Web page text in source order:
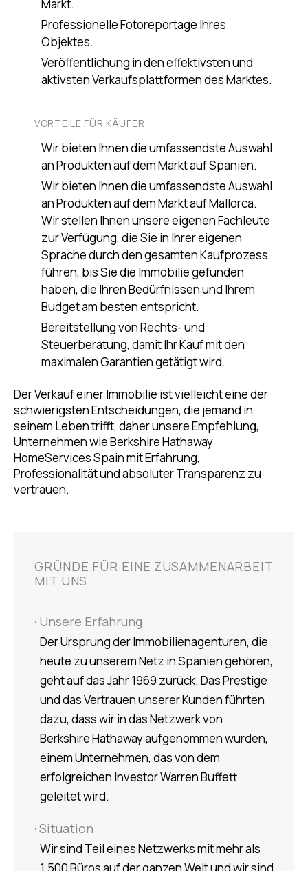
Markt.
Professionelle Fotoreportage Ihres
Objektes.
Veröffentlichung in den effektivsten und
aktivsten Verkaufsplattformen des Marktes.
VORTEILE FÜR KÄUFER:
Wir bieten Ihnen die umfassendste Auswahl
an Produkten auf dem Markt auf Spanien.
Wir bieten Ihnen die umfassendste Auswahl
an Produkten auf dem Markt auf Mallorca.
Wir stellen Ihnen unsere eigenen Fachleute
zur Verfügung, die Sie in Ihrer eigenen
Sprache durch den gesamten Kaufprozess
führen, bis Sie die Immobilie gefunden
haben, die Ihren Bedürfnissen und Ihrem
Budget am besten entspricht.
Bereitstellung von Rechts- und
Steuerberatung, damit Ihr Kauf mit den
maximalen Garantien getätigt wird.
Der Verkauf einer Immobilie ist vielleicht eine der
schwierigsten Entscheidungen, die jemand in
seinem Leben trifft, daher unsere Empfehlung,
Unternehmen wie Berkshire Hathaway
HomeServices Spain mit Erfahrung,
Professionalität und absoluter Transparenz zu
vertrauen.
GRÜNDE FÜR EINE ZUSAMMENARBEIT
MIT UNS
· Unsere Erfahrung
Der Ursprung der Immobilienagenturen, die
heute zu unserem Netz in Spanien gehören,
geht auf das Jahr 1969 zurück. Das Prestige
und das Vertrauen unserer Kunden führten
dazu, dass wir in das Netzwerk von
Berkshire Hathaway aufgenommen wurden,
einem Unternehmen, das von dem
erfolgreichen Investor Warren Buffett
geleitet wird.
· Situation
Wir sind Teil eines Netzwerks mit mehr als